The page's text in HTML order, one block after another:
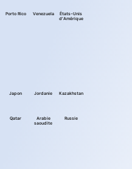
Porto Rico Venezuela
États-Unis
d’Amérique
Japon Jordanie Kazakhstan
Qatar
Arabie
saoudite
Russie